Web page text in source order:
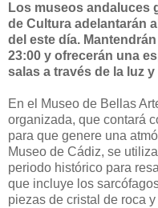
Los museos andaluces
de Cultura adelantarán
del este día.
23:00 y ofrecerán una
salas a través de la luz
En el Museo de Bellas
organizada, que contará
para que genere una
Museo de Cádiz, se
periodo histórico para
que incluye los
piezas de cristal de roca